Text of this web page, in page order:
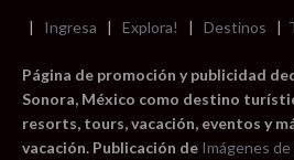
| Ingresa | Explora! | Destinos |
Página de promoción y publicidad
Sonora, México como destino
resorts, tours, vacación, eventos y
vacación. Publicación de Imágenes de